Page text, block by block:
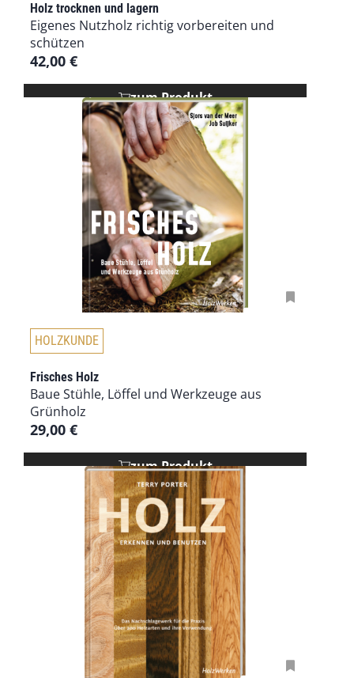
Holz trocknen und lagern
Eigenes Nutzholz richtig vorbereiten und
schützen
42,00 €
zum Produkt
HOLZKUNDE
Frisches Holz
Baue Stühle, Löffel und Werkzeuge aus
Grünholz
29,00 €
zum Produkt